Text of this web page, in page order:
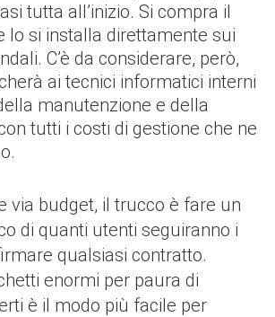
tutta all’inizio. Si compra il
lo si installa direttamente sui
C’è da considerare, però,
ai tecnici informatici interni
manutenzione e della
tutti i costi di gestione che ne
via budget, il trucco è fare un
di quanti utenti seguiranno i
qualsiasi contratto.
enormi per paura di
è il modo più facile per